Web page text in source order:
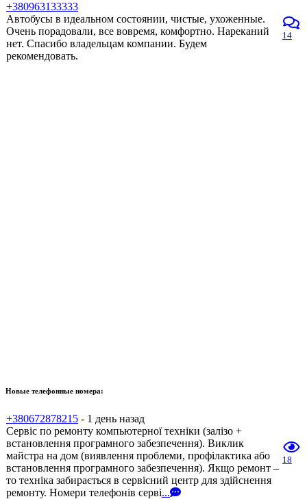
+380963133333
Автобусы в идеальном состоянии, чистые, ухоженные.
Очень порадовали, все вовремя, комфортно. Нареканий
нет. Спасибо владельцам компании. Будем
рекомендовать.
14
Новые телефонные номера:
+380672878215 - 1 день назад
Сервіс по ремонту компьютерної техніки (залізо +
встановлення програмного забезпечення). Виклик
майстра на дом (виявлення проблеми, профілактика або
встановлення програмного забезпечення). Якщо ремонт –
то техніка забирається в сервісний центр для здійснення
ремонту. Номери телефонів серві...
18